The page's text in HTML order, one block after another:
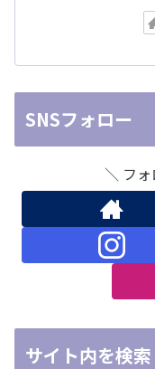
SNSフォロー
＼ フ
サイト内を検索